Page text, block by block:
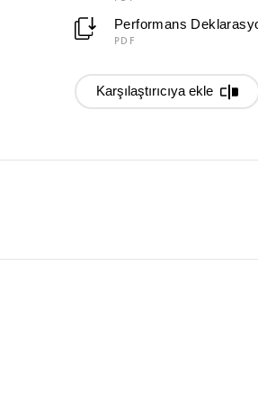
Performans
PDF
Karşılaştırıcıya ekle